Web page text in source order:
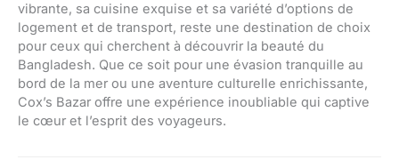
vibrante, sa cuisine exquise et sa variété d’options de
logement et de transport, reste une destination de choix
pour ceux qui cherchent à découvrir la beauté du
Bangladesh. Que ce soit pour une évasion tranquille au
bord de la mer ou une aventure culturelle enrichissante,
Cox’s Bazar offre une expérience inoubliable qui captive
le cœur et l’esprit des voyageurs.